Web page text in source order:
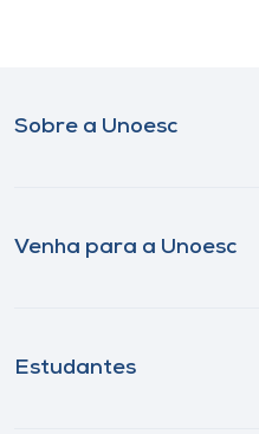
Sobre a Unoesc
Venha para a Unoesc
Estudantes